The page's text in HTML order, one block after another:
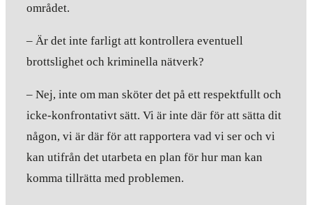
området.
– Är det inte farligt att kontrollera eventuell
brottslighet och kriminella nätverk?
– Nej, inte om man sköter det på ett respektfullt och
icke-konfrontativt sätt. Vi är inte där för att sätta dit
någon, vi är där för att rapportera vad vi ser och vi
kan utifrån det utarbeta en plan för hur man kan
komma tillrätta med problemen.